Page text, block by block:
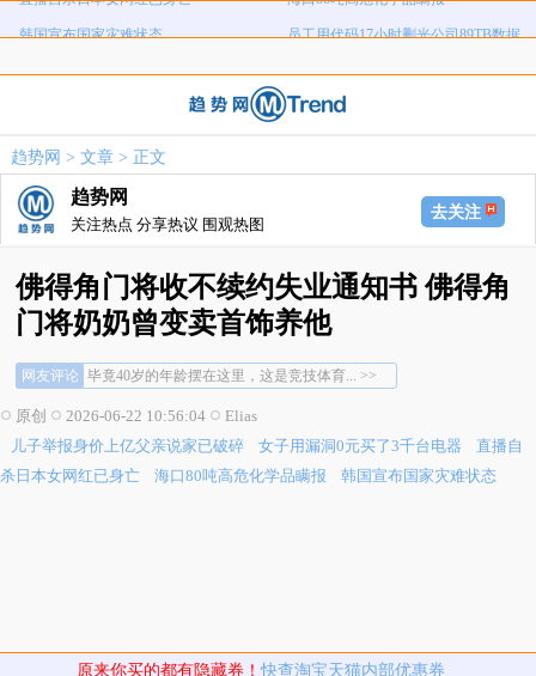
泰航拒绝20多名中国乘客登机 两名女店员被炸身亡震动日本
直播自杀日本女网红已身亡
韩国宣布国家灾难状态 员工用代码17小时删光公司89TB数据
急诊医生漏诊致患儿死亡获刑1年
泰航拒绝20多名中国乘客登机 两名女店员被炸身亡震动日本
趋势网 > 文章> 正文
趋势网
关注热点 分享热议 围观热图
去关注
佛得角门将收不续约失业通知书 佛得角
门将奶奶曾变卖首饰养他
网友评论 毕竟40岁的年龄摆在这里，这是竞技体育... >>
如果是真的，我看到了资本逻辑，流量不等... >>
毕竟40岁的年龄摆在这里，这是竞技体育... >>
有流量就不怕没钱，也会有人主动找他合作... >>
原创 2026-06-22 10:56:04
Elias
儿子举报身价上亿父亲说家已破碎
女子用漏洞0元买了3千台电器
直播自
杀日本女网红已身亡
海口80吨高危化学品瞒报 韩国宣布国家灾难状态
原来你买的都有隐藏券！快查淘宝天猫内部优惠券